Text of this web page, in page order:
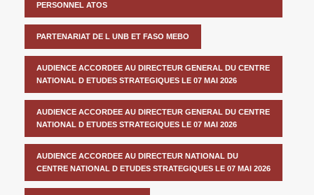
PERSONNEL ATOS
PARTENARIAT DE L UNB ET FASO MEBO
AUDIENCE ACCORDEE AU DIRECTEUR GENERAL DU CENTRE
NATIONAL D ETUDES STRATEGIQUES LE 07 MAI 2026
AUDIENCE ACCORDEE AU DIRECTEUR GENERAL DU CENTRE
NATIONAL D ETUDES STRATEGIQUES LE 07 MAI 2026
AUDIENCE ACCORDEE AU DIRECTEUR NATIONAL DU
CENTRE NATIONAL D ETUDES STRATEGIQUES LE 07 MAI 2026